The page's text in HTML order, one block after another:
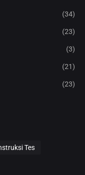
(34)
(23)
(3)
(21)
(23)
Tes